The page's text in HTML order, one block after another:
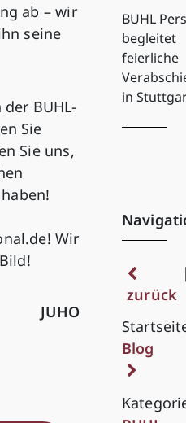
ab – wir
seine
BUHL-
Sie
Sie uns,
Wir
JUHO
BUHL
begleitet
feierliche
in
zurück
Blog